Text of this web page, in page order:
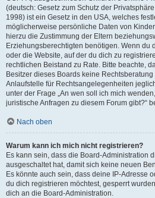
(deutsch: Gesetz zum Schutz der
1998) ist ein Gesetz in den USA, welches
möglicherweise persönliche Daten von
hierzu die Zustimmung der Eltern
Erziehungsberechtigten benötigen. Wenn du
oder die Website, auf der du dich zu
rechtlichen Beistand zu Rate. Bitte beachte,
Besitzer dieses Boards keine
Anlaufstelle für Rechtsangelegenheiten
unter der Frage „An wen soll ich mich
juristische Anfragen zu diesem Forum gibt?“
Nach oben
Warum kann ich mich nicht registrieren?
Es kann sein, dass die Board-Administration
ausgeschaltet hat, damit sich keine neuen
Es könnte auch sein, dass deine IP-Adresse
du dich registrieren möchtest, gesperrt
dich an die Board-Administration.